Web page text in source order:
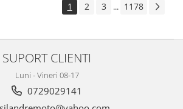
1 2 3 ... 1178
SUPORT CLIENTI
Luni - Vineri 08-17
0729029141